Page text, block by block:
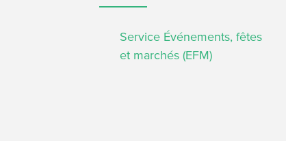
Service Événements, fêtes
et marchés (EFM)